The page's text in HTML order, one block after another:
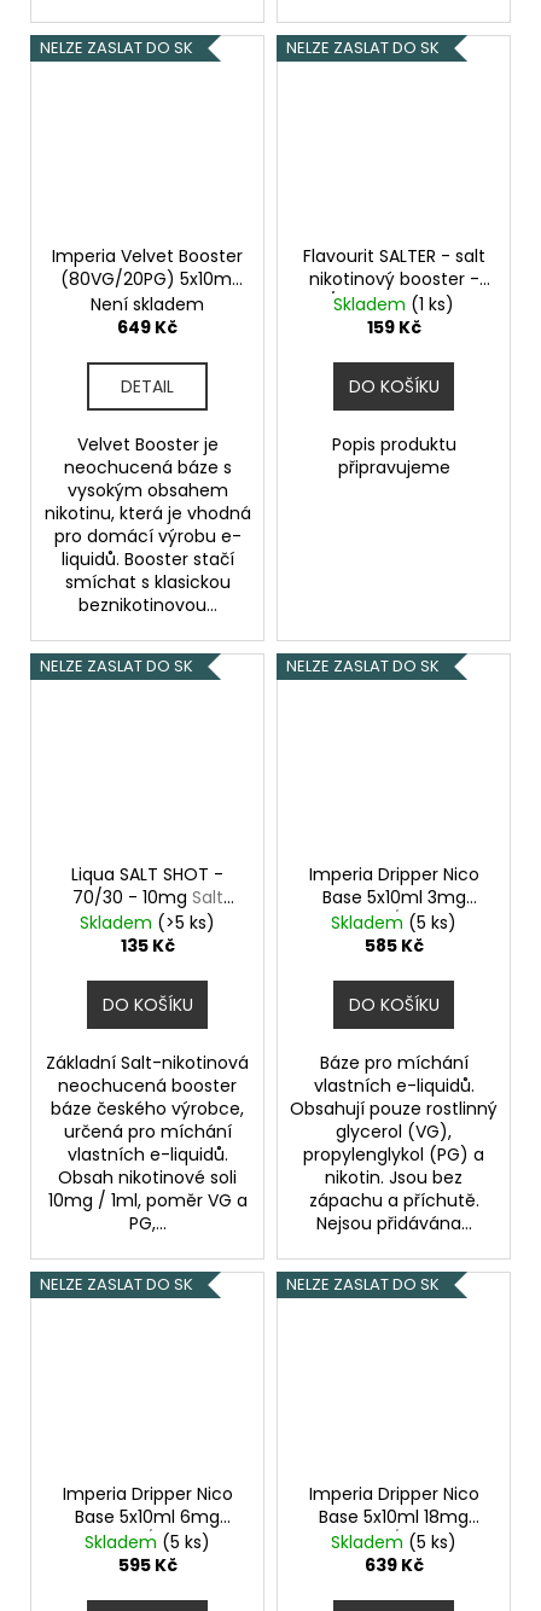
NELZE ZASLAT DO SK
Imperia Velvet Booster
(80VG/20PG) 5x10ml
20mg
Není skladem
649 Kč
DETAIL
Velvet Booster je
neochucená báze s
vysokým obsahem
nikotinu, která je vhodná
pro domácí výrobu e-
liquidů. Booster stačí
smíchat s klasickou
beznikotinovou...
NELZE ZASLAT DO SK
Flavourit SALTER - salt
nikotinový booster -
50/50 - 10ml - 20mg
Skladem (1 ks)
159 Kč
DO KOŠÍKU
Popis produktu
připravujeme
NELZE ZASLAT DO SK
Liqua SALT SHOT -
70/30 - 10mg Salt
nikotinový booster
Skladem (>5 ks)
135 Kč
DO KOŠÍKU
Základní Salt-nikotinová
neochucená booster
báze českého výrobce,
určená pro míchání
vlastních e-liquidů.
Obsah nikotinové soli
10mg / 1ml, poměr VG a
PG,...
NELZE ZASLAT DO SK
Imperia Dripper Nico
Base 5x10ml 3mg
70VG/30PG
Skladem (5 ks)
585 Kč
DO KOŠÍKU
Báze pro míchání
vlastních e-liquidů.
Obsahují pouze rostlinný
glycerol (VG),
propylenglykol (PG) a
nikotin. Jsou bez
zápachu a příchutě.
Nejsou přidávána...
NELZE ZASLAT DO SK
Imperia Dripper Nico
Base 5x10ml 6mg
70VG/30PG
Skladem (5 ks)
595 Kč
NELZE ZASLAT DO SK
Imperia Dripper Nico
Base 5x10ml 18mg
70VG/30PG
Skladem (5 ks)
639 Kč